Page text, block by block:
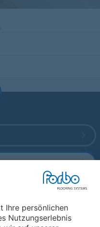
Ihre persönlichen
Nutzungserlebnis